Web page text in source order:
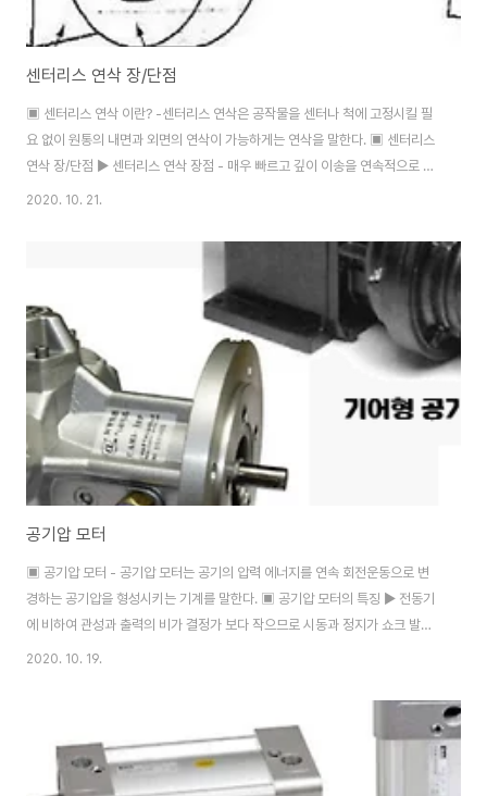
센터리스 연삭 장/단점
▣ 센터리스 연삭 이란? -센터리스 연삭은 공작물을 센터나 척에 고정시킬 필
요 없이 원통의 내면과 외면의 연삭이 가능하게는 연삭을 말한다. ▣ 센터리스
연삭 장/단점 ▶ 센터리스 연삭 장점 - 매우 빠르고 깊이 이송을 연속적으로 할
수 있다. - 작업자의 기술이 거의 용구 되지 않는다. - 자동형으로 제작이 가능
삭도 수행이 가능하다. - 공작물이 뒤틀림이 없어서 정확한 치수가 쉽게 얻을
수 있다. - 대형 연삭숫돌이 사용될 수 있고 숫돌의 마멸을 최소화할 수 있다.
▶ 센터리스 연삭 단점 - 다른 유형의 작업을 할 수 없는 특수한 전용기계가 필
요하다. - 공작물은 원형이어야 한다. - 키 홈과 같은 평면이 없어야 한다. - 원
통..
2020. 10. 21.
공기압 모터
▣ 공기압 모터 - 공기압 모터는 공기의 압력 에너지를 연속 회전운동으로 변
경하는 공기압을 형성시키는 기계를 말한다. ▣ 공기압 모터의 특징 ▶ 전동기
에 비하여 관성과 출력의 비가 결정가 보다 작으므로 시동과 정지가 쇼크 발생
없이 자연스럽게 행할 수 있는 특징을 가지고 있다. ▶ 폭발의 위험성이 있는 환
이다. ▶ 가격이 저렴한 제어 밸브만으로 회전수, 토크를 자유롭게 조정할 수 있
다. ▶ 속도 제어 및 역 회전 기구가 간단한 편이다. ▶ 모터 자체의 발열이 적어
섭동부의 마찰열은 압축 공기의 단열 팽창으로 냉각된다. ▶ 에너지의 축척이
행해져 정정시의 비상용 동력원으로 유효하다. ▶ 부하에 의한 회전수 변동이
2020. 10. 19.